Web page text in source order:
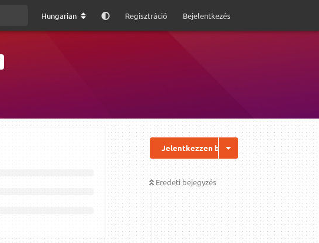
Hungarian Regisztráció Bejelentkezés
Jelentkezzen be a válaszhoz
Eredeti bejegyzés